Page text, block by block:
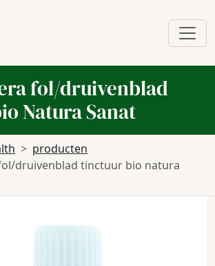
fol/druivenblad
Natura Sanat
producten
druivenblad tinctuur bio natura